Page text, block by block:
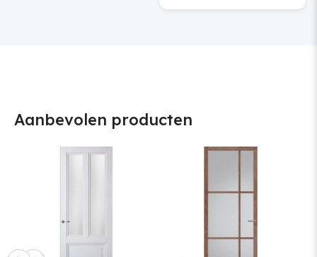
Aanbevolen producten